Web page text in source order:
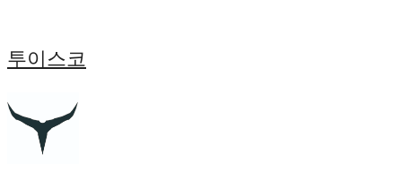
투이스코